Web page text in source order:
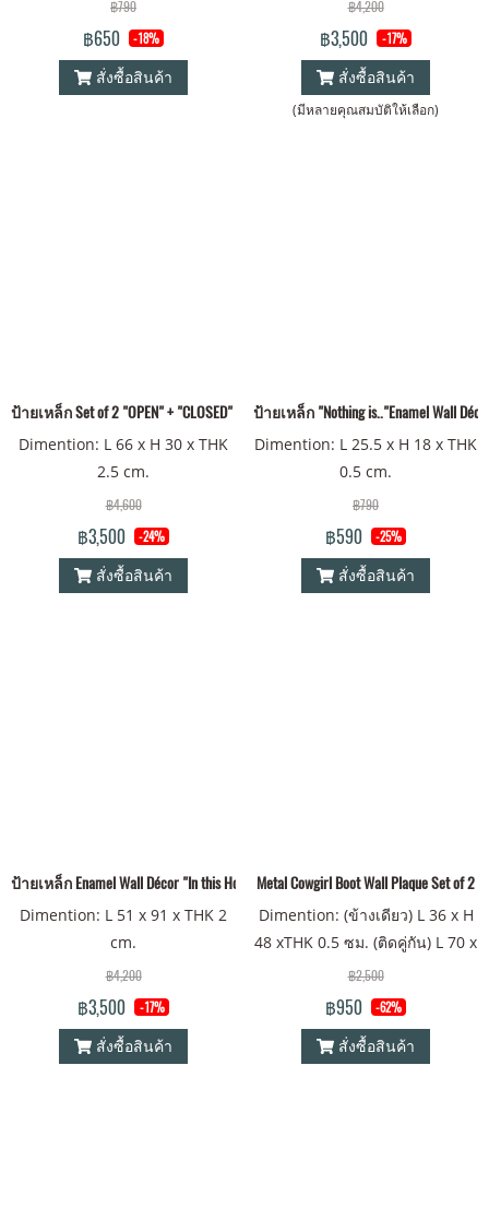
฿790
฿650 -18%
สั่งซื้อสินค้า
฿4,200
฿3,500 -17%
สั่งซื้อสินค้า
(มีหลายคุณสมบัติให้เลือก)
ป้ายเหล็ก Set of 2 "OPEN" + "CLOSED" Metal Sign
Dimention: L 66 x H 30 x THK
2.5 cm.
฿4,600
฿3,500 -24%
สั่งซื้อสินค้า
ป้ายเหล็ก "Nothing is.."Enamel Wall
Dimention: L 25.5 x H 18 x THK
0.5 cm.
฿790
฿590 -25%
สั่งซื้อสินค้า
ป้ายเหล็ก Enamel Wall Décor "In this House"
Dimention: L 51 x 91 x THK 2
cm.
฿4,200
฿3,500 -17%
สั่งซื้อสินค้า
Metal Cowgirl Boot Wall Plaque Set of 2
Dimention: (ข้างเดียว) L 36 x H
48 xTHK 0.5 ซม. (ติดคู่กัน) L 70 x
H 48 x THK 0.5 ซม.
฿2,500
฿950 -62%
สั่งซื้อสินค้า